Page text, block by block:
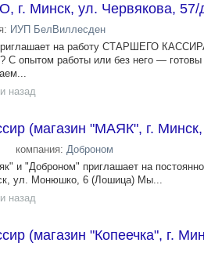
г. Минск, ул. Червякова,
ИУП БелВиллесден
на работу СТАРШЕГО
С опытом работы или без него —
назад
(магазин "МАЯК", г.
компания: Доброном
и "Доброном" приглашает на
ул. Монюшко, 6 (Лошица) Мы...
назад
(магазин "Копеечка", г.